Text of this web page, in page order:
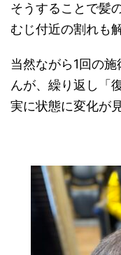
そうすることで髪
むじ付近の割れも
当然ながら1回の
んが、繰り返し「
実に状態に変化が